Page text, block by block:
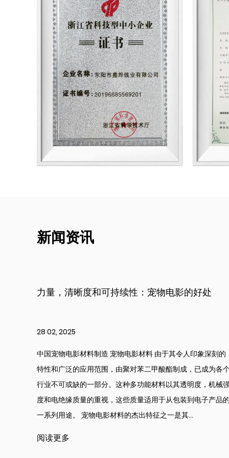
新闻资讯
人印象深刻的
成，已成为各个
透明度，机械强
装到电子产品的
探索粉红色尼龙纱的多功能性：与其他
21 02, 2025
批发粉红色尼龙纱制造商 粉红色尼龙纱 由于其鲜
实用性，对于许多手工艺爱好者和设计师来说，
有趣的选择。与其他类型的纱线（例如棉，羊毛
比，粉红色的尼龙纱线提供了一套独特的特征，
各种项目。无论是用于编织，钩编还是编织，粉红